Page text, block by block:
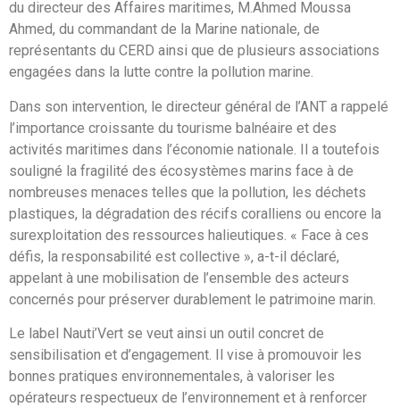
du directeur des Affaires maritimes, M.Ahmed Moussa
Ahmed, du commandant de la Marine nationale, de
représentants du CERD ainsi que de plusieurs associations
engagées dans la lutte contre la pollution marine.
Dans son intervention, le directeur général de l’ANT a rappelé
l’importance croissante du tourisme balnéaire et des
activités maritimes dans l’économie nationale. Il a toutefois
souligné la fragilité des écosystèmes marins face à de
nombreuses menaces telles que la pollution, les déchets
plastiques, la dégradation des récifs coralliens ou encore la
surexploitation des ressources halieutiques. « Face à ces
défis, la responsabilité est collective », a-t-il déclaré,
appelant à une mobilisation de l’ensemble des acteurs
concernés pour préserver durablement le patrimoine marin.
Le label Nauti’Vert se veut ainsi un outil concret de
sensibilisation et d’engagement. Il vise à promouvoir les
bonnes pratiques environnementales, à valoriser les
opérateurs respectueux de l’environnement et à renforcer